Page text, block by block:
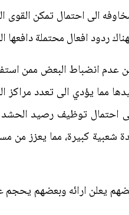
الى احتمال تمكن القوى
ردود افعال محتملة
من عدم انضباط البعض ممن
مما يؤدي الى تعدد مراكز
احتمال توظيف رصيد
شعبية كبيرة، مما يعزز
يعلن ارائه وبعضهم يحجم